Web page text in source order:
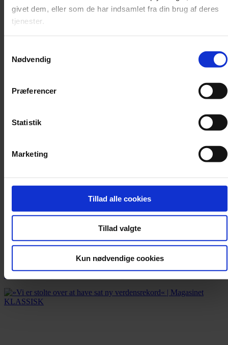
givet dem, eller som de har indsamlet fra din brug af deres
tjenester.
Nødvendig
Præferencer
Statistik
Marketing
Tillad alle cookies
Tillad valgte
Kun nødvendige cookies
Jonas Kaufmann advarer fans mod biografi
Nye Bach-fund kaster lys over Leipzig
Breve og ansøgninger giver ny indsigt i kirkemusikken i 1700-tallet.